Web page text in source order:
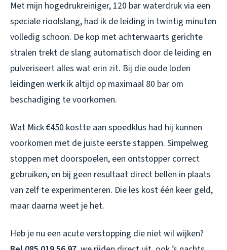
Met mijn hogedrukreiniger, 120 bar waterdruk via een
speciale rioolslang, had ik de leiding in twintig minuten
volledig schoon. De kop met achterwaarts gerichte
stralen trekt de slang automatisch door de leiding en
pulveriseert alles wat erin zit. Bij die oude loden
leidingen werk ik altijd op maximaal 80 bar om
beschadiging te voorkomen.
Wat Mick €450 kostte aan spoedklus had hij kunnen
voorkomen met de juiste eerste stappen. Simpelweg
stoppen met doorspoelen, een ontstopper correct
gebruiken, en bij geen resultaat direct bellen in plaats
van zelf te experimenteren. Die les kost één keer geld,
maar daarna weet je het.
Heb je nu een acute verstopping die niet wil wijken?